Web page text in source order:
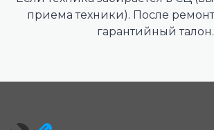
приема техники). После
гарантийный талон.